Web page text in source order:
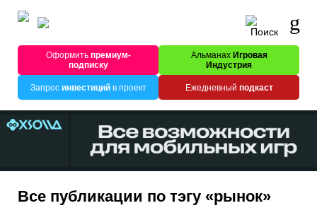
Оформитьпремиум-
подписку
Альманах Игровая
Индустрия
Запрос инвестицийв проект Ежедневный подкаст
Все публикации по тэгу «рынок»